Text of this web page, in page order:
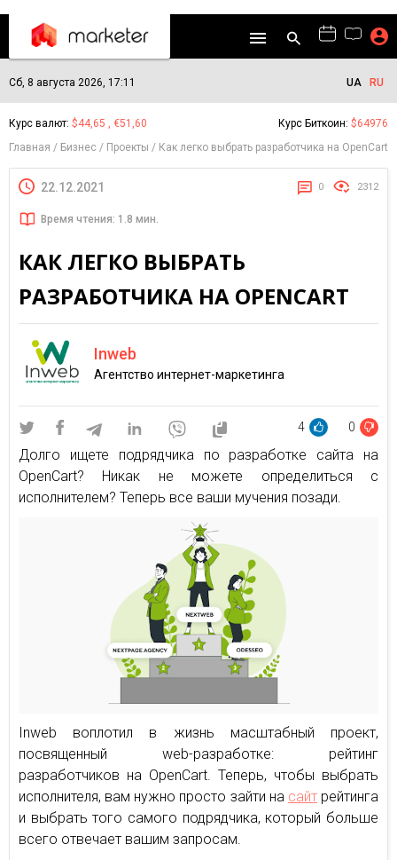
Сб, 8 августа 2026, 17:11 UA RU
Курс валют: $44,65 , €51,60 Курс Биткоин: $64976
Главная
Бизнес Проекты Как легко выбрать разработчика на OpenCart
22.12.2021 0 2312
Время чтения: 1.8 мин.
КАК ЛЕГКО ВЫБРАТЬ
РАЗРАБОТЧИКА НА OPENCART
Inweb
Агентство интернет-маркетинга
4 0
Долго ищете подрядчика по разработке сайта на
OpenCart? Никак не можете определиться с
исполнителем? Теперь все ваши мучения позади.
Inweb воплотил в жизнь масштабный проект,
посвященный web-разработке: рейтинг
разработчиков на OpenCart. Теперь, чтобы выбрать
исполнителя, вам нужно просто зайти на сайтрейтинга
и выбрать того самого подрядчика, который больше
всего отвечает вашим запросам.